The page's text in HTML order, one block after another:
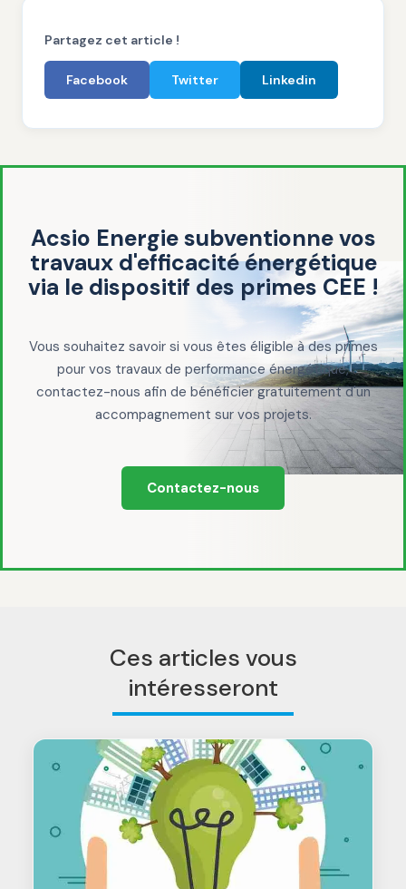
Partagez cet article !
Facebook Twitter Linkedin
Acsio Energie subventionne vos
travaux d'efficacité énergétique
via le dispositif des primes CEE !
Vous souhaitez savoir si vous êtes éligible à des primes
pour vos travaux de performance énergétique,
contactez-nous afin de bénéficier gratuitement d'un
accompagnement sur vos projets.
Contactez-nous
Ces articles vous
intéresseront